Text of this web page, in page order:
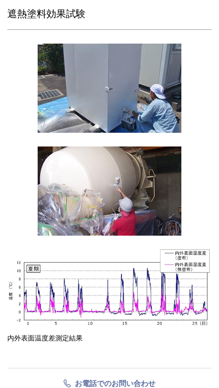
遮熱塗料効果試験
内外表面温度差測定結果
お電話でのお問い合わせ